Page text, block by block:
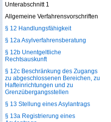
Unterabschnitt 1
Allgemeine Verfahrensvorschriften
§ 12 Handlungsfähigkeit
§ 12a Asylverfahrensberatung
§ 12b Unentgeltliche
Rechtsauskunft
§ 12c Beschränkung des Zugangs
zu abgeschlossenen Bereichen, zu
Hafteinrichtungen und zu
Grenzübergangsstellen
§ 13 Stellung eines Asylantrags
§ 13a Registrierung eines